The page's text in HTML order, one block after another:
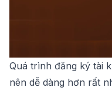
Quá trình đăng ký tài
nên dễ dàng hơn rất